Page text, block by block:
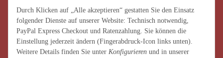
Durch Klicken auf „Alle akzeptieren“ gestatten Sie den Einsatz
folgender Dienste auf unserer Website: Technisch notwendig,
PayPal Express Checkout und Ratenzahlung. Sie können die
Einstellung jederzeit ändern (Fingerabdruck-Icon links unten).
Weitere Details finden Sie unter Konfigurieren und in unserer
Impressum
Datenschutz
Widerrufsrecht